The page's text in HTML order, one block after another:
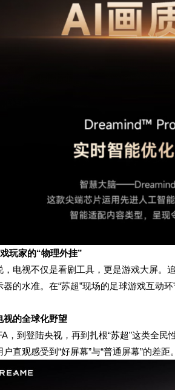
玩家的“物理外挂”
，电视不仅是看剧工具，更是游戏大屏。
的水准。在“苏超”现场的足球游戏互动
视的全球化野望
，到登陆央视，再到扎根“苏超”这类全
直观感受到“好屏幕”与“普通屏幕”的差距